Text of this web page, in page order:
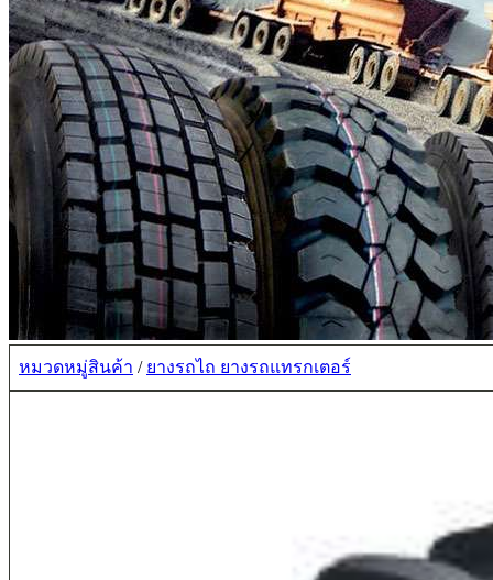
หมวดหมู่สินค้า / ยางรถไถ ยางรถแทรกเตอร์